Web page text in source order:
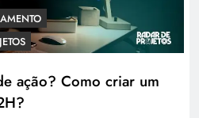
ação? Como criar um